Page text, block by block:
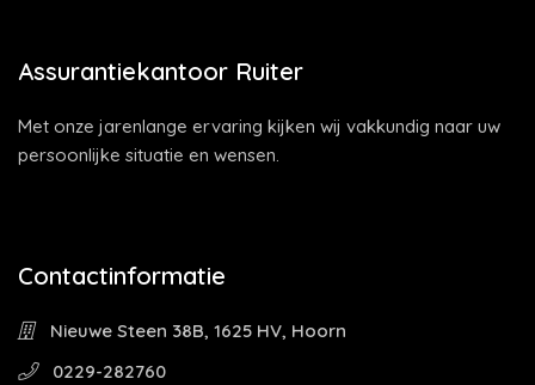
Assurantiekantoor Ruiter
Met onze jarenlange ervaring kijken wij vakkundig naar uw
persoonlijke situatie en wensen.
Contactinformatie
Nieuwe Steen 38B, 1625 HV, Hoorn
0229-282760